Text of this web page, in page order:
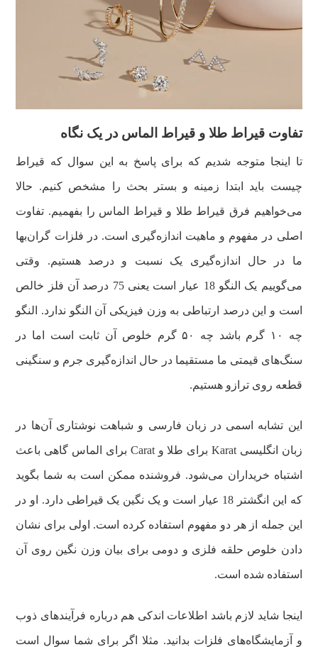
تفاوت قیراط طلا و قیراط الماس در یک نگاه
تا اینجا متوجه شدیم که برای پاسخ به این سوال که قیراط
چیست باید ابتدا زمینه و بستر بحث را مشخص کنیم. حالا
می‌خواهیم فرق قیراط طلا و قیراط الماس را بفهمیم. تفاوت
اصلی در مفهوم و ماهیت اندازه‌گیری است. در فلزات گران‌بها
ما در حال اندازه‌گیری یک نسبت و درصد هستیم. وقتی
می‌گوییم یک النگو 18 عیار است یعنی 75 درصد آن فلز خالص
است و این درصد ارتباطی به وزن فیزیکی آن النگو ندارد. النگو
چه ۱۰ گرم باشد چه ۵۰ گرم خلوص آن ثابت است اما در
سنگ‌های قیمتی ما مستقیما در حال اندازه‌گیری جرم و سنگینی
قطعه روی ترازو هستیم.
این تشابه اسمی در زبان فارسی و شباهت نوشتاری آن‌ها در
زبان انگلیسی Karat برای طلا و Carat برای الماس گاهی باعث
اشتباه خریداران می‌شود. فروشنده ممکن است به شما بگوید
که این انگشتر 18 عیار است و یک نگین یک قیراطی دارد. او در
این جمله از هر دو مفهوم استفاده کرده است. اولی برای نشان
دادن خلوص حلقه فلزی و دومی برای بیان وزن نگین روی آن
استفاده شده است.
اینجا شاید لازم باشد اطلاعات اندکی هم درباره فرآیندهای ذوب
و آزمایشگاه‌های فلزات بدانید. مثلا اگر برای شما سوال است